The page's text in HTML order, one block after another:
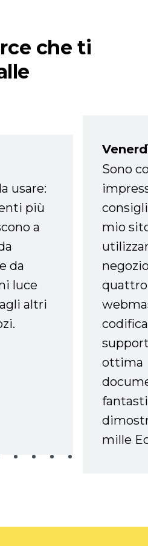
che ti
usare:
più
a
da
luce
altri
Sono
mio
ottima
mille